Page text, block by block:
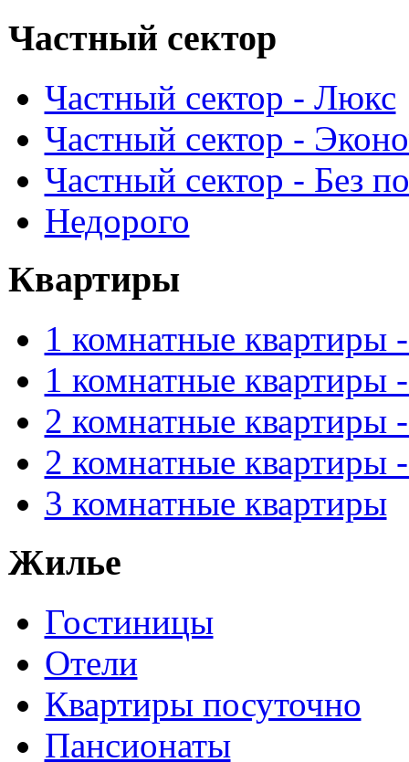
Частный сектор
Частный сектор - Люкс
Частный сектор -
Частный сектор - Без
Недорого
Квартиры
1 комнатные квартиры
1 комнатные квартиры
2 комнатные квартиры
2 комнатные квартиры
3 комнатные квартиры
Жилье
Гостиницы
Отели
Квартиры посуточно
Пансионаты